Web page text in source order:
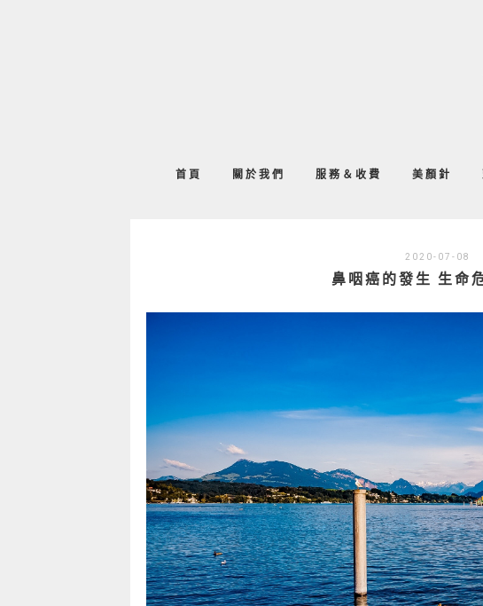
首頁 關於我們 服務＆收費 美顏針
2020-07-08
鼻咽癌的發生 生命